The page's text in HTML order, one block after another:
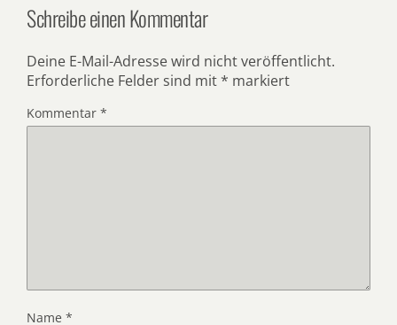
Schreibe einen Kommentar
Deine E-Mail-Adresse wird nicht veröffentlicht.
Erforderliche Felder sind mit * markiert
Kommentar *
Name *